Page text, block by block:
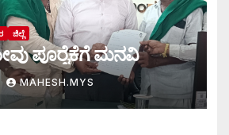
ಜಿಲ್ಲೆ
ಪೂರೈಕೆಗೆ ಮನವಿ
MAHESH.MYS